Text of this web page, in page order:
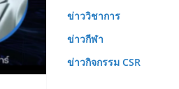
ข่าววิชาการ
ข่าวกีฬา
ข่าวกิจกรรม CSR